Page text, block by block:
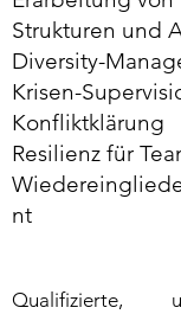
Strukturen und
Diversity-
Krisen-
Konfliktklärung
Resilienz für
nt
Qualifizierte,